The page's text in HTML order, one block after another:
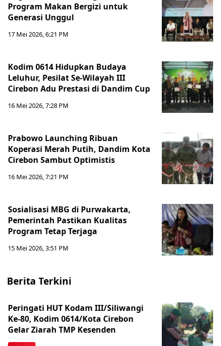
Program Makan Bergizi untuk
Generasi Unggul
17 Mei 2026, 6:21 PM
Kodim 0614 Hidupkan Budaya
Leluhur, Pesilat Se-Wilayah III
Cirebon Adu Prestasi di Dandim Cup
16 Mei 2026, 7:28 PM
Prabowo Launching Ribuan
Koperasi Merah Putih, Dandim Kota
Cirebon Sambut Optimistis
16 Mei 2026, 7:21 PM
Sosialisasi MBG di Purwakarta,
Pemerintah Pastikan Kualitas
Program Tetap Terjaga
15 Mei 2026, 3:51 PM
Berita Terkini
Peringati HUT Kodam III/Siliwangi
Ke-80, Kodim 0614/Kota Cirebon
Gelar Ziarah TMP Kesenden